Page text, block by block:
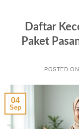
Daftar
Paket
POSTED ON
04
Sep